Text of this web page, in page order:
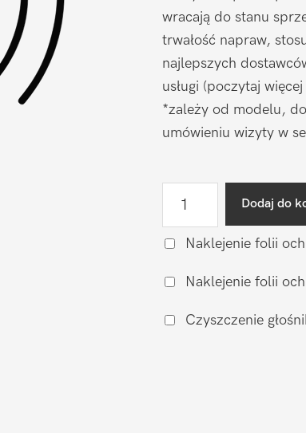
wracają do stanu
trwałość napraw,
najlepszych
usługi (poczytaj
*zależy od modelu,
umówieniu wizyty w
głośnika
Samsung
Dodaj do
Naklejenie folii
Naklejenie folii
Czyszczenie